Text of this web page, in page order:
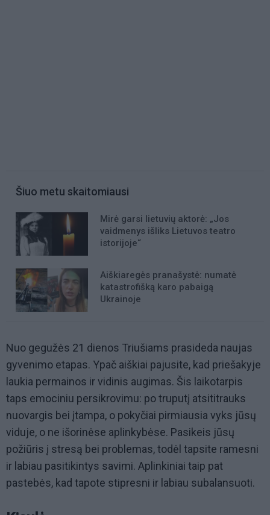
Šiuo metu skaitomiausi
Mirė garsi lietuvių aktorė: „Jos
vaidmenys išliks Lietuvos teatro
istorijoje“
Aiškiaregės pranašystė: numatė
katastrofišką karo pabaigą
Ukrainoje
Nuo gegužės 21 dienos Triušiams prasideda naujas
gyvenimo etapas. Ypač aiškiai pajusite, kad priešakyje
laukia permainos ir vidinis augimas. Šis laikotarpis
taps emociniu persikrovimu: po truputį atsititrauks
nuovargis bei įtampa, o pokyčiai pirmiausia vyks jūsų
viduje, o ne išorinėse aplinkybėse. Pasikeis jūsų
požiūris į stresą bei problemas, todėl tapsite ramesni
ir labiau pasitikintys savimi. Aplinkiniai taip pat
pastebės, kad tapote stipresni ir labiau subalansuoti.